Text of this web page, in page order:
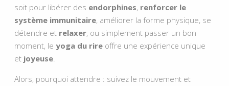
soit pour libérer des endorphines, renforcer le
système immunitaire, améliorer la forme physique, se
détendre et relaxer, ou simplement passer un bon
moment, le yoga du rireoffre une expérience unique
et joyeuse.
Alors, pourquoi attendre : suivez le mouvement et